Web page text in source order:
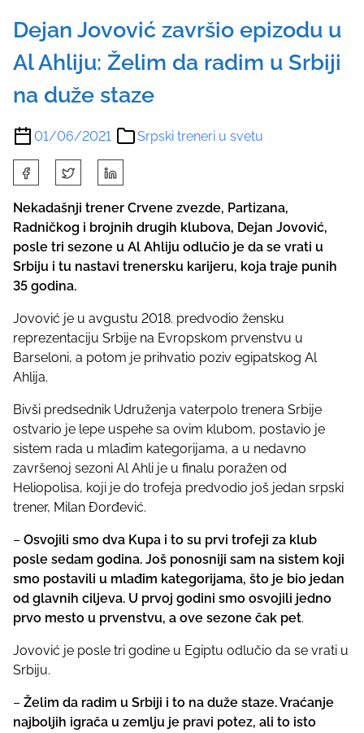
Dejan Jovović završio epizodu u
Al Ahliju: Želim da radim u Srbiji
na duže staze
01/06/2021 Srpski treneri u svetu
h
a
r
e
t
h
s
p
o
s
t
Nekadašnji trener Crvene zvezde, Partizana,
Radničkog i brojnih drugih klubova, Dejan Jovović,
posle tri sezone u Al Ahliju odlučio je da se vrati u
Srbiju i tu nastavi trenersku karijeru, koja traje punih
35 godina.
Jovović je u avgustu 2018. predvodio žensku
reprezentaciju Srbije na Evropskom prvenstvu u
Barseloni, a potom je prihvatio poziv egipatskog Al
Ahlija.
Bivši predsednik Udruženja vaterpolo trenera Srbije
ostvario je lepe uspehe sa ovim klubom, postavio je
sistem rada u mlađim kategorijama, a u nedavno
završenoj sezoni Al Ahli je u finalu poražen od
Heliopolisa, koji je do trofeja predvodio još jedan srpski
trener, Milan Đorđević.
– Osvojili smo dva Kupa i to su prvi trofeji za klub
posle sedam godina. Još ponosniji sam na sistem koji
smo postavili u mlađim kategorijama, što je bio jedan
od glavnih ciljeva. U prvoj godini smo osvojili jedno
prvo mesto u prvenstvu, a ove sezone čak pet.
Jovović je posle tri godine u Egiptu odlučio da se vrati u
Srbiju.
– Želim da radim u Srbiji i to na duže staze. Vraćanje
najboljih igrača u zemlju je pravi potez, ali to isto